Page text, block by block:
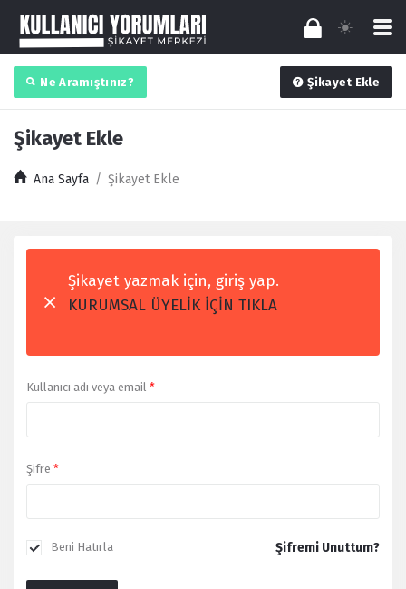
Ne Aramıştınız? Şikayet Ekle
Şikayet Ekle
Ana Sayfa / Şikayet Ekle
Şikayet yazmak için, giriş yap.
KURUMSAL ÜYELİK İÇİN TIKLA
Kullanıcı adı veya email *
Şifre *
Beni Hatırla Şifremi Unuttum?